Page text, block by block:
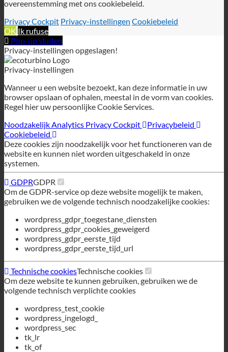
Privacy-instellingen
OKIk rufuse
Pop-up sluiten
Privacy-instellingen opgeslagen!
Privacy-instellingen
Wanneer u een website bezoekt, kan deze informatie in uw
browser opslaan of ophalen, meestal in de vorm van cookies.
Regel hier uw persoonlijke Cookie Services.
Noodzakelijk
AnalyticsPrivacy Cockpit
Cookiebeleid
Deze cookies zijn noodzakelijk voor het functioneren van de
website en kunnen niet worden uitgeschakeld in onze
systemen.
GDPRGDPR
Om de GDPR-service op deze website mogelijk te maken,
gebruiken we de volgende technisch noodzakelijke cookies:
wordpress_gdpr_toegestane_diensten
wordpress_gdpr_cookies_geweigerd
wordpress_gdpr_eerste_tijd
wordpress_gdpr_eerste_tijd_url
Technische cookiesTechnische cookies
Om deze website te kunnen gebruiken, gebruiken we de
volgende technisch verplichte cookies
wordpress_test_cookie
wordpress_ingelogd_
wordpress_sec
tk_lr
tk_of
tk_r3d